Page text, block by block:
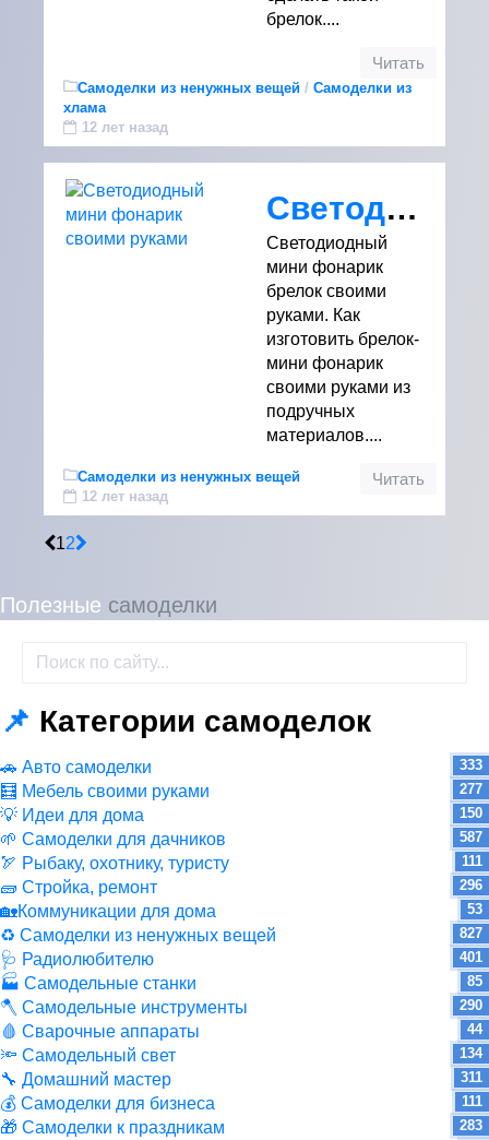
Полезные самоделки
📌 Категории самоделок
🚗 Авто самоделки 333
🧮 Мебель своими руками 277
💡 Идеи для дома 150
🌱 Самоделки для дачников 587
🏹 Рыбаку, охотнику, туристу 111
🧱 Стройка, ремонт 296
🏡Коммуникации для дома 53
♻ Самоделки из ненужных вещей 827
🩺 Радиолюбителю 401
🏭 Самодельные станки 85
🪓 Самодельные инструменты 290
🩸 Сварочные аппараты 44
🔦 Самодельный свет 134
🔧 Домашний мастер 311
💰 Самоделки для бизнеса 111
🎁 Самоделки к праздникам 283
брелок....
Читать
Самоделки из ненужных вещей / Самоделки из
хлама
12 лет назад
Светодиодный мини фонарик своими руками
Светодиодный
мини фонарик
брелок своими
руками. Как
изготовить брелок-
мини фонарик
своими руками из
подручных
материалов....
Читать
Самоделки из ненужных вещей
12 лет назад
12